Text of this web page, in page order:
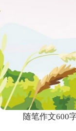
随笔作文600